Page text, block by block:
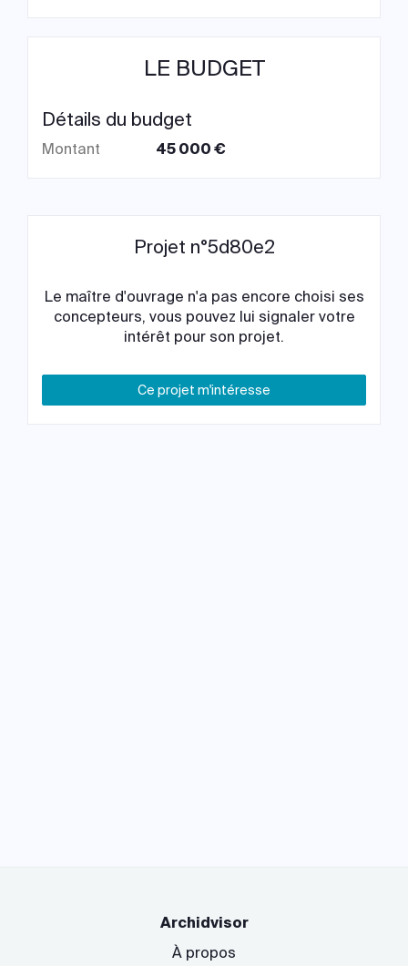
LE BUDGET
Détails du budget
Montant 45 000 €
Projet n°5d80e2
Le maître d'ouvrage n'a pas encore choisi ses
concepteurs, vous pouvez lui signaler votre
intérêt pour son projet.
Ce projet m'intéresse
Archidvisor
À propos